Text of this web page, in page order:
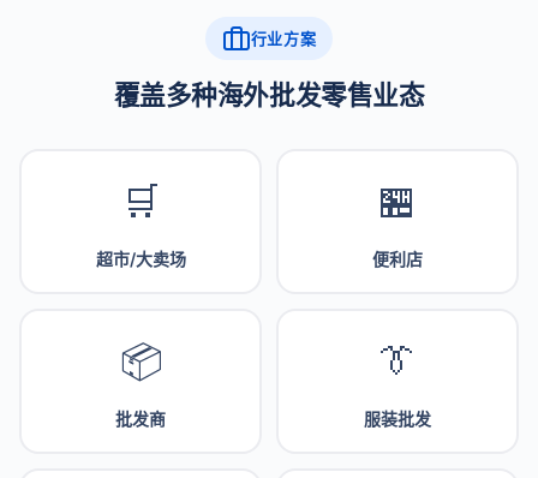
行业方案
覆盖多种海外批发零售业态
🛒
超市/大卖场
🏪
便利店
📦
批发商
👔
服装批发